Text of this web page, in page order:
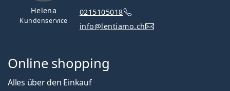
Helena
Kundenservice
0215105018
info@lentiamo.ch
Online shopping
Alles über den Einkauf